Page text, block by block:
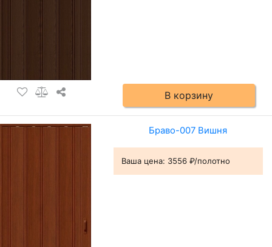
В корзину
Браво-007 Вишня
Ваша цена: 3556 ₽/полотно